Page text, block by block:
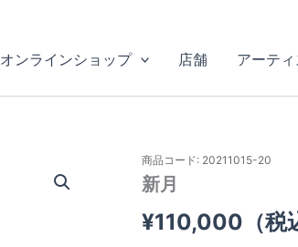
オンラインショップ 店舗 アーテ
商品コード: 20211015-20
新月
¥110,000 （